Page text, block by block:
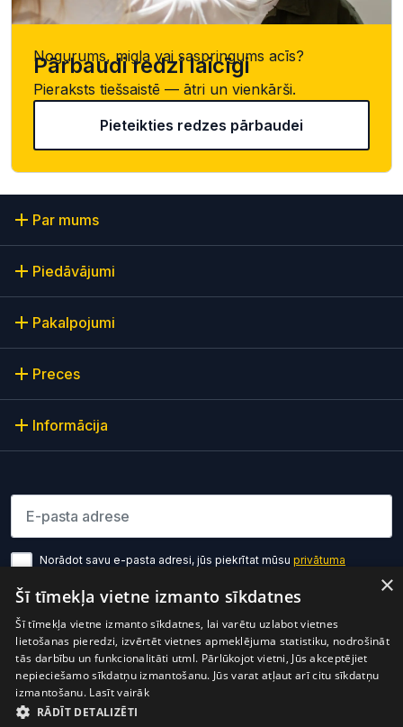
Nogurums, migla vai saspringums acīs?
Pārbaudi redzi laicīgi
Pieraksts tiešsaistē — ātri un vienkārši.
Pieteikties redzes pārbaudei
Par mums
Piedāvājumi
Pakalpojumi
Preces
Informācija
Lūdzu ievadiet e-pasta adresi
Norādot savu e-pasta adresi, jūs piekrītat mūsu privātuma
Pierakstīties
Preces cenā ir iekļauts PVN
×
Šī tīmekļa vietne izmanto sīkdatnes
Šī tīmekļa vietne izmanto sīkdatnes, lai varētu uzlabot vietnes
lietošanas pieredzi, izvērtēt vietnes apmeklējuma statistiku, nodrošināt
tās darbību un funkcionalitāti utml. Pārlūkojot vietni, Jūs akceptējiet
nepieciešamo sīkdatņu izmantošanu. Jūs varat atļaut arī citu sīkdatņu
izmantošanu. Lasīt vairāk
RĀDĪT DETALIZĒTI